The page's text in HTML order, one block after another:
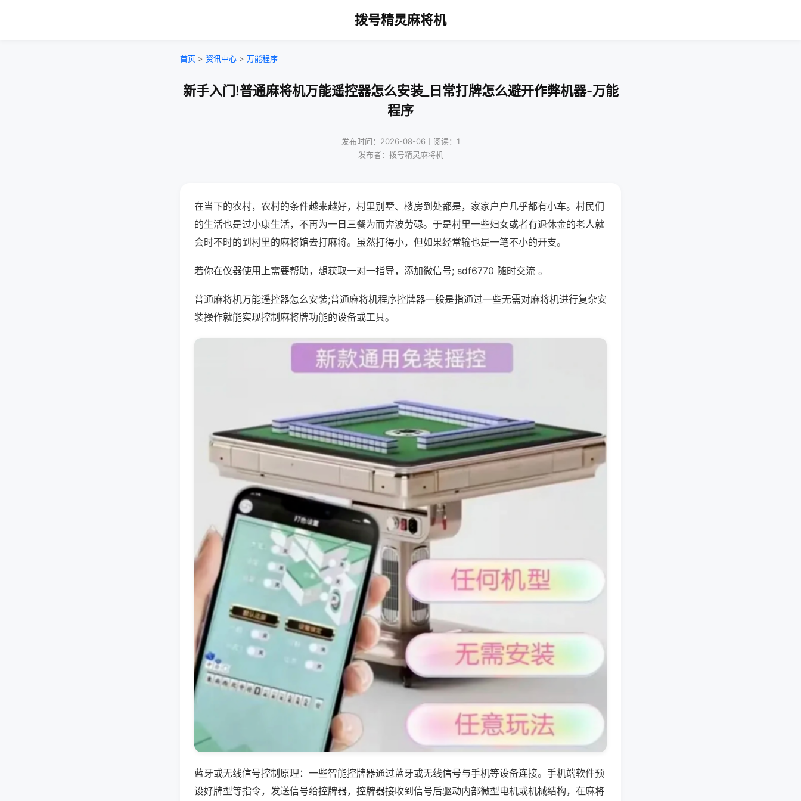
拨号精灵麻将机
首页 > 资讯中心 > 万能程序
新手入门!普通麻将机万能遥控器怎么安装_日常打牌怎么避开作弊机器-万能
程序
发布时间：2026-08-06｜阅读：1
发布者：拨号精灵麻将机
在当下的农村，农村的条件越来越好，村里别墅、楼房到处都是，家家户户几乎都有小车。村民们
的生活也是过小康生活，不再为一日三餐为而奔波劳碌。于是村里一些妇女或者有退休金的老人就
会时不时的到村里的麻将馆去打麻将。虽然打得小，但如果经常输也是一笔不小的开支。
若你在仪器使用上需要帮助，想获取一对一指导，添加微信号; sdf6770 随时交流 。
普通麻将机万能遥控器怎么安装;普通麻将机程序控牌器一般是指通过一些无需对麻将机进行复杂安
装操作就能实现控制麻将牌功能的设备或工具。
蓝牙或无线信号控制原理：一些智能控牌器通过蓝牙或无线信号与手机等设备连接。手机端软件预
设好牌型等指令，发送信号给控牌器，控牌器接收到信号后驱动内部微型电机或机械结构，在麻将